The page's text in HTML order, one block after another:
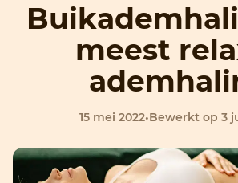
meest
15 mei 2022•Bewerkt op 3